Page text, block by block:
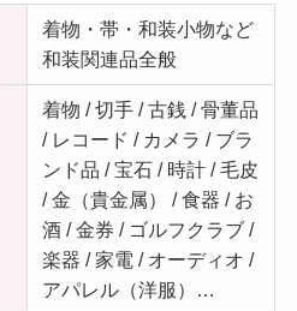
着物・帯・和装小物など
和装関連品全般
着物 / 切手 / 古銭 / 骨董品
/ レコード / カメラ / ブラ
ンド品 / 宝石 / 時計 / 毛皮
/ 金（貴金属） / 食器 / お
酒 / 金券 / ゴルフクラブ /
楽器 / 家電 / オーディオ /
アパレル（洋服）…